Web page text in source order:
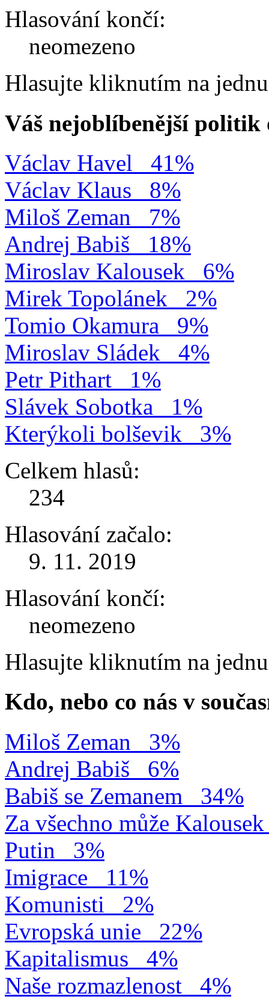
Hlasování končí:
neomezeno
Hlasujte kliknutím na
Váš nejoblíbenější politik
Václav Havel
41%
Václav Klaus
8%
Miloš Zeman
7%
Andrej Babiš
18%
Miroslav Kalousek
6%
Mirek Topolánek
2%
Tomio Okamura
9%
Miroslav Sládek
4%
Petr Pithart
1%
Slávek Sobotka
1%
Kterýkoli bolševik
3%
Celkem hlasů:
234
Hlasování začalo:
9. 11. 2019
Hlasování končí:
neomezeno
Hlasujte kliknutím na
Kdo, nebo co nás v
Miloš Zeman
3%
Andrej Babiš
6%
Babiš se Zemanem
34%
Za všechno může Kalousek
Putin
3%
Imigrace
11%
Komunisti
2%
Evropská unie
22%
Kapitalismus
4%
Naše rozmazlenost
4%